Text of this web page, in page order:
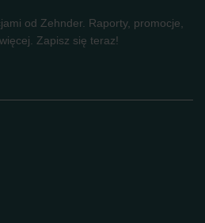
od Zehnder. Raporty, promocje,
Zapisz się teraz!